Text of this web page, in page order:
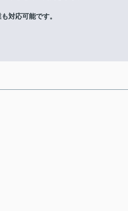
対応可能です。